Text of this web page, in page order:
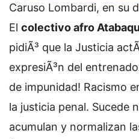
Caruso Lombardi, en su
El colectivo afro
pidiÃ³ que la Justicia
expresiÃ³n del
de impunidad! Racismo
la justicia penal. Sucede
acumulan y normalizan